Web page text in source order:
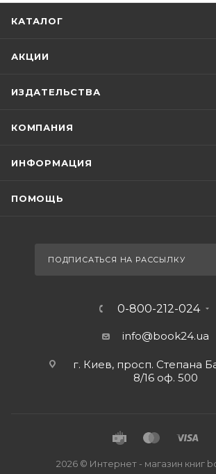
КАТАЛОГ
АКЦИИ
ИЗДАТЕЛЬСТВА
КОМПАНИЯ
ИНФОРМАЦИЯ
ПОМОЩЬ
ПОДПИСАТЬСЯ НА РАССЫЛКУ
0-800-212-024
info@book24.ua
г. Киев, просп. Степана
8/16 оф. 500
2026 © Интернет - магазин книг